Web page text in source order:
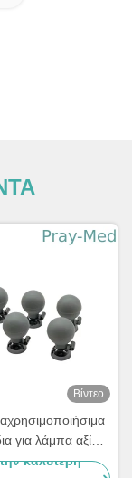
Βίντεο
για λάμπα αξίας
2104783-001
καλύτερη